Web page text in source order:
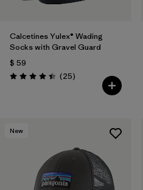
Calcetines Yulex® Wading
Socks with Gravel Guard
$ 59
Valoración: 4.4 / 5
(25Comentarios
)
New